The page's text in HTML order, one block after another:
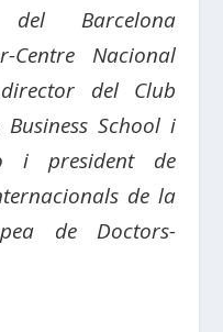
del Barcelona
Centre Nacional
del Club
Business School i
i president de
de la
de Doctors-